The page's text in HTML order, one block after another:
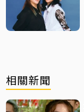
相關新聞